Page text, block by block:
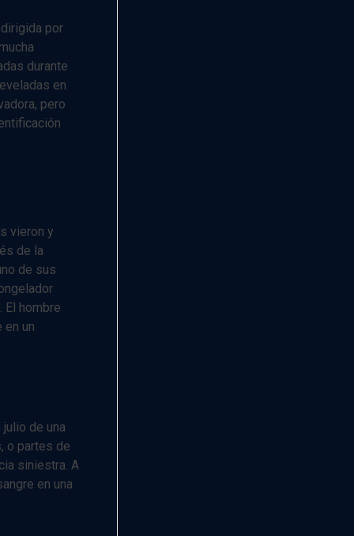
por
durante
en
pero
vieron y
de la
de sus
El hombre
en un
de una
o partes de
siniestra. A
en una